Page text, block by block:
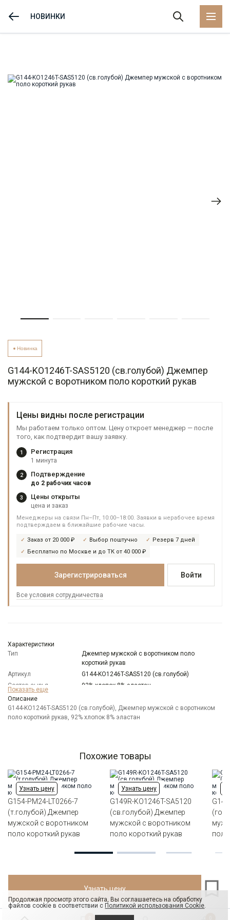
НОВИНКИ
Новинка
G144-KO1246T-SAS5120 (св.голубой) Джемпер
мужской с воротником поло короткий рукав
Цены видны после регистрации
Мы работаем только оптом. Цену откроет менеджер — после
того, как подтвердит вашу заявку.
1 Регистрация
1 минута
2 Подтверждение
до 2 рабочих часов
3 Цены открыты
цена и заказ
Менеджеры на связи Пн–Пт, 10:00–18:00. Заявки в нерабочее время
подтверждаем в ближайшие рабочие часы.
Заказ от 20 000 ₽ Выбор поштучно
Резерв 7 дней
Бесплатно по Москве и до ТК от 40 000 ₽
Зарегистрироваться Войти
Все условия сотрудничества
Характеристики
Тип
Джемпер мужской с воротником поло
короткий рукав
Артикул
G144-KO1246T-SAS5120 (св.голубой)
Состав сырья
92% хлопок 8% эластан
Бренд
Модель
Классическая с разрезами по бокам
Цвет
Голубой
Прямой силуэт / Сlassic fit
Показать еще
Описание
G144-KO1246T-SAS5120 (св.голубой), Джемпер мужской с воротником
поло короткий рукав, 92% хлопок 8% эластан
Похожие товары
Узнать цену
G154-PM24-LT0266-7
(т.голубой) Джемпер
мужской с воротником
поло короткий рукав
Узнать цену
G149R-KO1246T-SA5120
(св.голубой) Джемпер
мужской с воротником
поло короткий рукав
Узнать цену
Продолжая просмотр этого сайта, Вы соглашаетесь на обработку
файлов cookie в соответствии с Политикой использования Cookie.